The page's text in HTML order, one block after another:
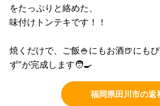
をたっぷりと絡めた、
味付けトンテキです！！
焼くだけで、ご飯🍚にもお酒🍺にも
ず”が完成します🧑‍🍳
福岡県田川市の返